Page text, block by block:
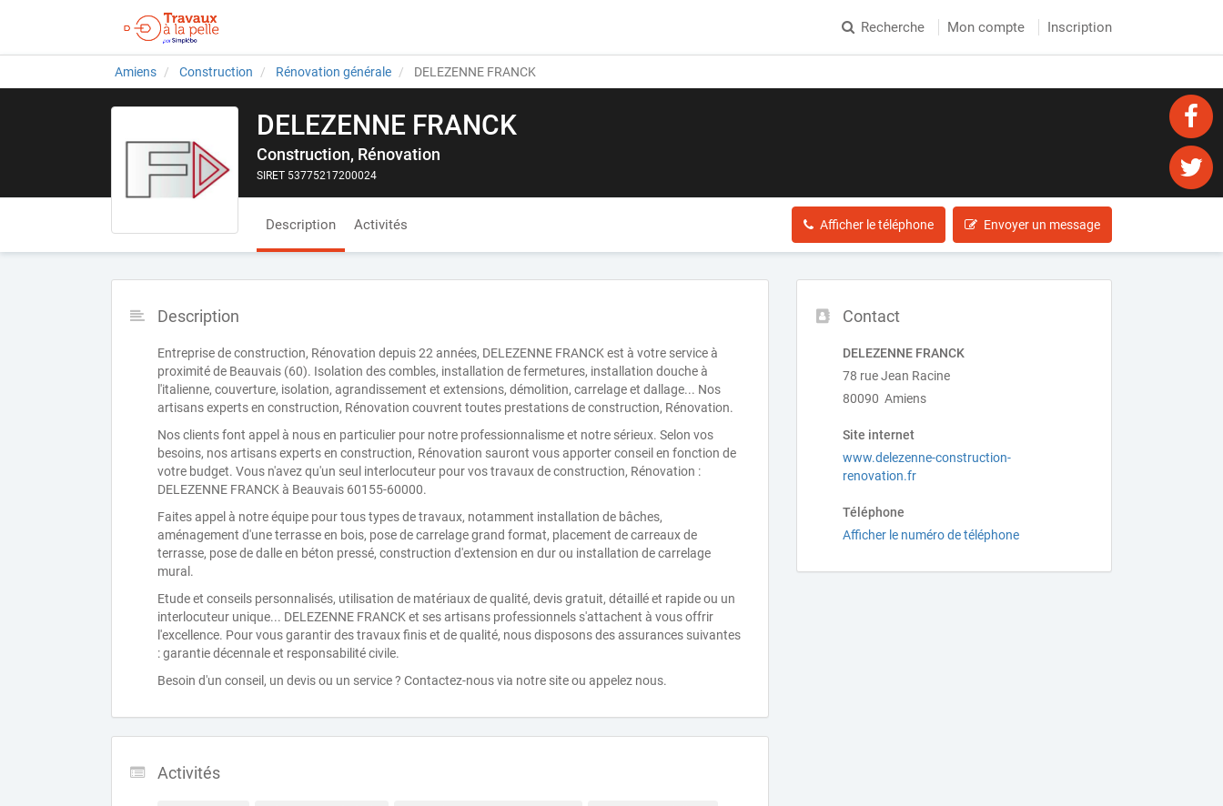
Recherche Mon compte Inscription
Amiens Construction Rénovation générale DELEZENNE FRANCK
DELEZENNE FRANCK
Construction, Rénovation
SIRET 53775217200024
Description Activités Afficher le téléphone Envoyer un message
Contact
DELEZENNE FRANCK
78 rue Jean Racine
80090 Amiens
Site internet
www.delezenne-construction-
renovation.fr
Téléphone
Afficher le numéro de téléphone
Description
Entreprise de construction, Rénovation depuis 22 années, DELEZENNE FRANCK est à votre service à
proximité de Beauvais (60). Isolation des combles, installation de fermetures, installation douche à
l'italienne, couverture, isolation, agrandissement et extensions, démolition, carrelage et dallage... Nos
artisans experts en construction, Rénovation couvrent toutes prestations de construction, Rénovation.
Nos clients font appel à nous en particulier pour notre professionnalisme et notre sérieux. Selon vos
besoins, nos artisans experts en construction, Rénovation sauront vous apporter conseil en fonction de
votre budget. Vous n'avez qu'un seul interlocuteur pour vos travaux de construction, Rénovation :
DELEZENNE FRANCK à Beauvais 60155-60000.
Faites appel à notre équipe pour tous types de travaux, notamment installation de bâches,
aménagement d'une terrasse en bois, pose de carrelage grand format, placement de carreaux de
terrasse, pose de dalle en béton pressé, construction d'extension en dur ou installation de carrelage
mural.
Etude et conseils personnalisés, utilisation de matériaux de qualité, devis gratuit, détaillé et rapide ou un
interlocuteur unique... DELEZENNE FRANCK et ses artisans professionnels s'attachent à vous offrir
l'excellence. Pour vous garantir des travaux finis et de qualité, nous disposons des assurances suivantes
: garantie décennale et responsabilité civile.
Besoin d'un conseil, un devis ou un service ? Contactez-nous via notre site ou appelez nous.
Activités